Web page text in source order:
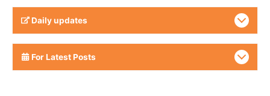
Daily updates
For Latest Posts